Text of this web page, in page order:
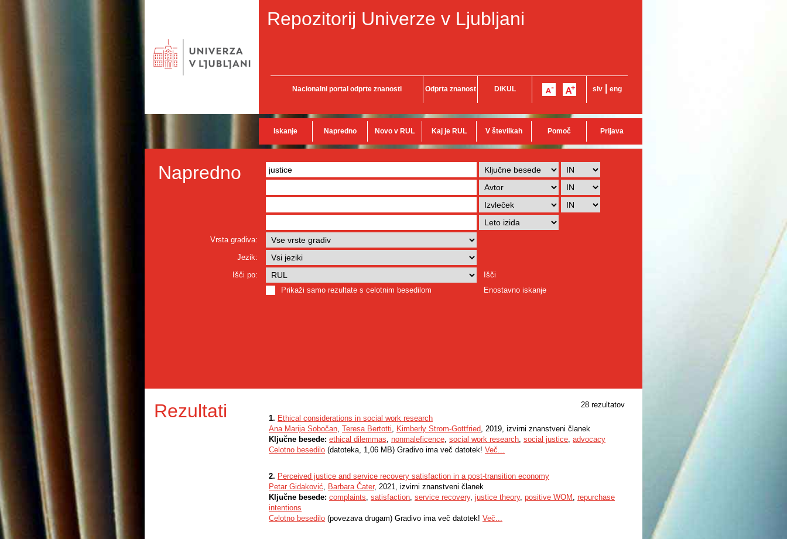
Repozitorij Univerze v Ljubljani
Nacionalni portal odprte znanosti Odprta znanost DiKUL slv eng
Iskanje Napredno Novo v RUL Kaj je RUL V številkah Pomoč Prijava
Napredno
Vrsta gradiva:
Jezik:
Išči po:
Išči
Prikaži samo rezultate s celotnim besedilom
Enostavno iskanje
Rezultati
28 rezultatov
1. Ethical considerations in social work research
Ana Marija Sobočan, Teresa Bertotti, Kimberly Strom-Gottfried, 2019, izvirni znanstveni članek
Ključne besede: ethical dilemmas, nonmaleficence, social work research, social justice, advocacy
Celotno besedilo (datoteka, 1,06 MB) Gradivo ima več datotek! Več...
2. Perceived justice and service recovery satisfaction in a post-transition economy
Petar Gidaković, Barbara Čater, 2021, izvirni znanstveni članek
Ključne besede: complaints, satisfaction, service recovery, justice theory, positive WOM , repurchase
intentions
Celotno besedilo (povezava drugam) Gradivo ima več datotek! Več...